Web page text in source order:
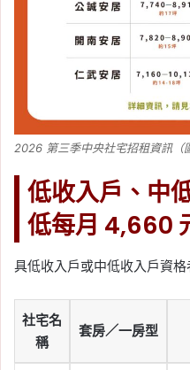
2026 第三季中央社宅招租資訊（
低收入戶、中
低每月 4,660
具低收入戶或中低收入戶資
社宅名
稱
套房／一房型